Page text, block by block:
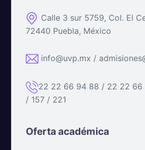
Calle 3 sur 5759, Col. El
72440 Puebla, México
info@uvp.mx /
22 22 66 94 88 / 22 22 66
/ 157 / 221
Oferta académica